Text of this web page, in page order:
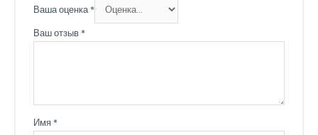
Ваша оценка*
Ваш отзыв *
Имя *